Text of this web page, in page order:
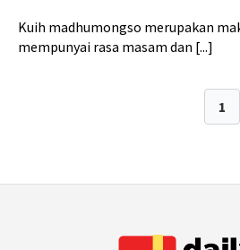
Kuih madhumongso merupakan
mempunyai rasa masam dan [...]
1